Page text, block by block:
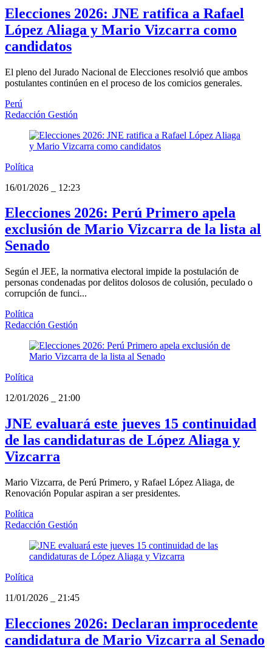
Elecciones 2026: JNE ratifica a Rafael
López Aliaga y Mario Vizcarra como
candidatos
El pleno del Jurado Nacional de Elecciones resolvió que ambos
postulantes continúen en el proceso de los comicios generales.
Perú
Redacción Gestión
Política
16/01/2026
12:23
Elecciones 2026: Perú Primero apela
exclusión de Mario Vizcarra de la lista al
Senado
Según el JEE, la normativa electoral impide la postulación de
personas condenadas por delitos dolosos de colusión, peculado o
corrupción de funci...
Política
Redacción Gestión
Política
12/01/2026
21:00
JNE evaluará este jueves 15 continuidad
de las candidaturas de López Aliaga y
Vizcarra
Mario Vizcarra, de Perú Primero, y Rafael López Aliaga, de
Renovación Popular aspiran a ser presidentes.
Política
Redacción Gestión
Política
11/01/2026
21:45
Elecciones 2026: Declaran improcedente
candidatura de Mario Vizcarra al Senado